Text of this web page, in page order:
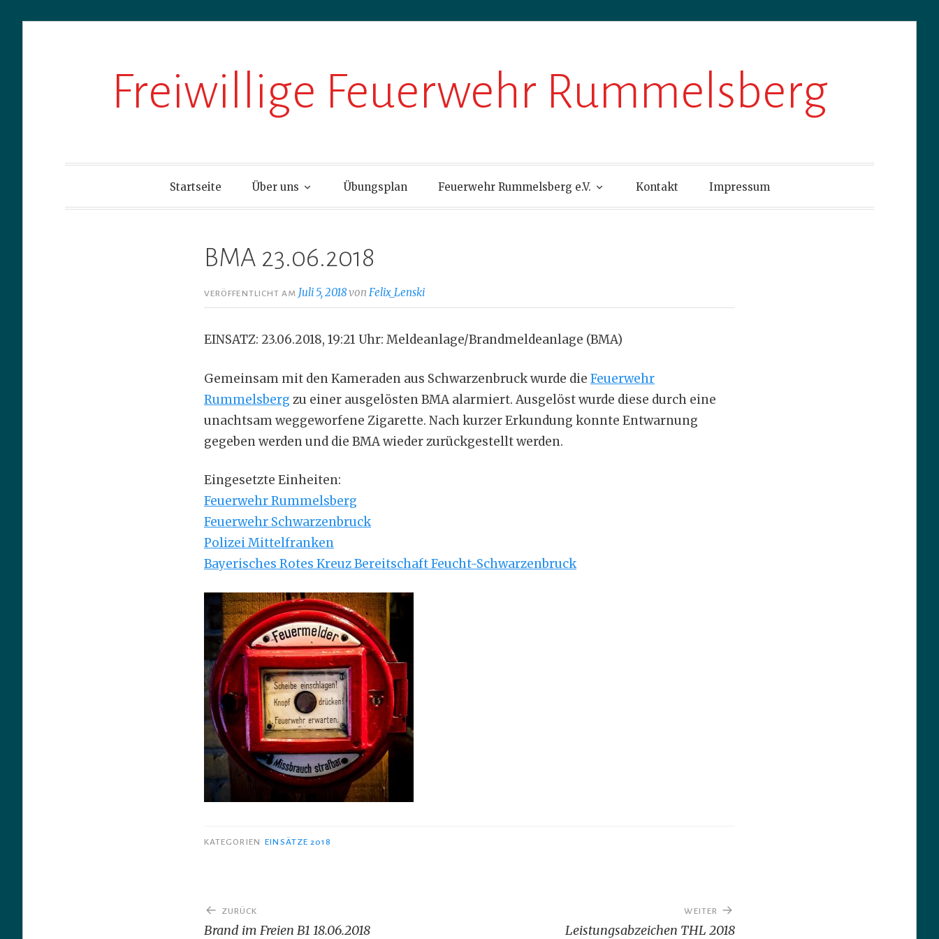
Freiwillige Feuerwehr Rummelsberg
Startseite Über uns Übungsplan Feuerwehr Rummelsberg e.V. Kontakt Impressum
BMA 23.06.2018
VERÖFFENTLICHT AM Juli 5, 2018vonFelix_Lenski
EINSATZ: 23.06.2018, 19:21 Uhr: Meldeanlage/Brandmeldeanlage (BMA)
Gemeinsam mit den Kameraden aus Schwarzenbruck wurde die Feuerwehr
Rummelsberg zu einer ausgelösten BMA alarmiert. Ausgelöst wurde diese durch eine
unachtsam weggeworfene Zigarette. Nach kurzer Erkundung konnte Entwarnung
gegeben werden und die BMA wieder zurückgestellt werden.
Eingesetzte Einheiten:
Feuerwehr Rummelsberg
Feuerwehr Schwarzenbruck
Polizei Mittelfranken
Bayerisches Rotes Kreuz Bereitschaft Feucht-Schwarzenbruck
KATEGORIEN EINSÄTZE 2018
Beitragsnavigation
ZURÜCK
Brand im Freien B1 18.06.2018
WEITER
Leistungsabzeichen THL 2018